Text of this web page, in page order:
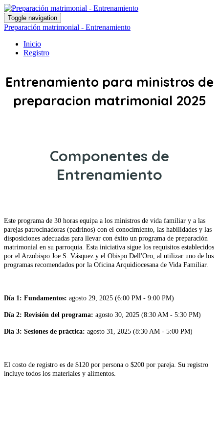
Toggle navigation
Preparación matrimonial - Entrenamiento
Inicio
Registro
Entrenamiento para ministros de
preparacion matrimonial 2025
Componentes de
Entrenamiento
Este programa de 30 horas equipa a los ministros de vida familiar y a las
parejas patrocinadoras (padrinos) con el conocimiento, las habilidades y las
disposiciones adecuadas para llevar con éxito un programa de preparación
matrimonial en su parroquia. Esta iniciativa sigue los requisitos establecidos
por el Arzobispo Joe S. Vásquez y el Obispo Dell'Oro, al utilizar uno de los
programas recomendados por la Oficina Arquidiocesana de Vida Familiar.
Día 1: Fundamentos: agosto 29, 2025 (6:00 PM - 9:00 PM)
Día 2: Revisión del programa: agosto 30, 2025 (8:30 AM - 5:30 PM)
Día 3: Sesiones de práctica: agosto 31, 2025 (8:30 AM - 5:00 PM)
El costo de registro es de $120 por persona o $200 por pareja. Su registro
incluye todos los materiales y alimentos.